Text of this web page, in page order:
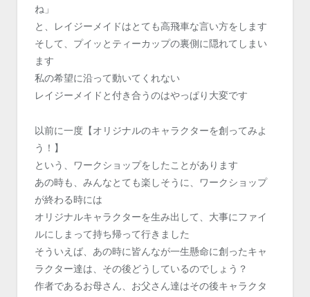
ね」
と、レイジーメイドはとても高飛車な言い方をします
そして、プイッとティーカップの裏側に隠れてしまい
ます
私の希望に沿って動いてくれない
レイジーメイドと付き合うのはやっぱり大変です
以前に一度【オリジナルのキャラクターを創ってみよ
う！】
という、ワークショップをしたことがあります
あの時も、みんなとても楽しそうに、ワークショップ
が終わる時には
オリジナルキャラクターを生み出して、大事にファイ
ルにしまって持ち帰って行きました
そういえば、あの時に皆んなが一生懸命に創ったキャ
ラクター達は、その後どうしているのでしょう？
作者であるお母さん、お父さん達はその後キャラクタ